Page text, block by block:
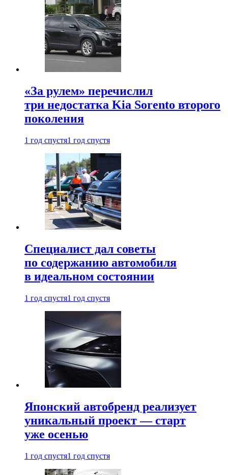
«За рулем» перечислил
три недостатка Kia Sorento второго
поколения
1 год спустя1 год спустя
Специалист дал советы
по содержанию автомобиля
в идеальном состоянии
1 год спустя1 год спустя
Японский автобренд реализует
уникальный проект — старт
уже осенью
1 год спустя1 год спустя